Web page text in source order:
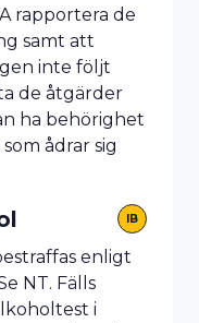
rapportera de
samt att
inte följt
de åtgärder
ha behörighet
ådrar sig
IB
enligt
NT. Fälls
i